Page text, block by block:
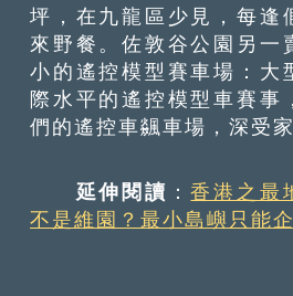
坪，在九龍區少見，每逢
來野餐。佐敦谷公園另一
小的遙控模型賽車場：大
際水平的遙控模型車賽事
們的遙控車飊車場，深受
延伸閱讀 ：香港之最
不是維園？最小島嶼只能